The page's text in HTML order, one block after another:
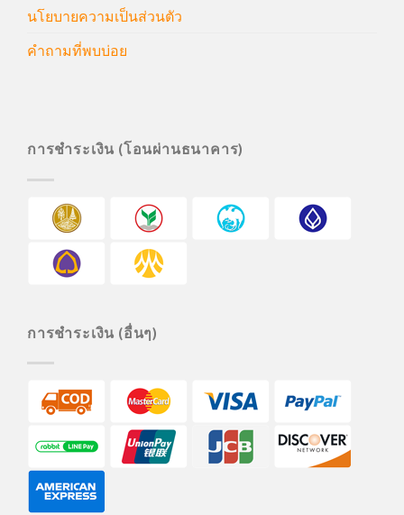
นโยบายความเป็นส่วนตัว
คำถามที่พบบ่อย
การชำระเงิน (โอนผ่านธนาคาร)
การชำระเงิน (อื่นๆ)